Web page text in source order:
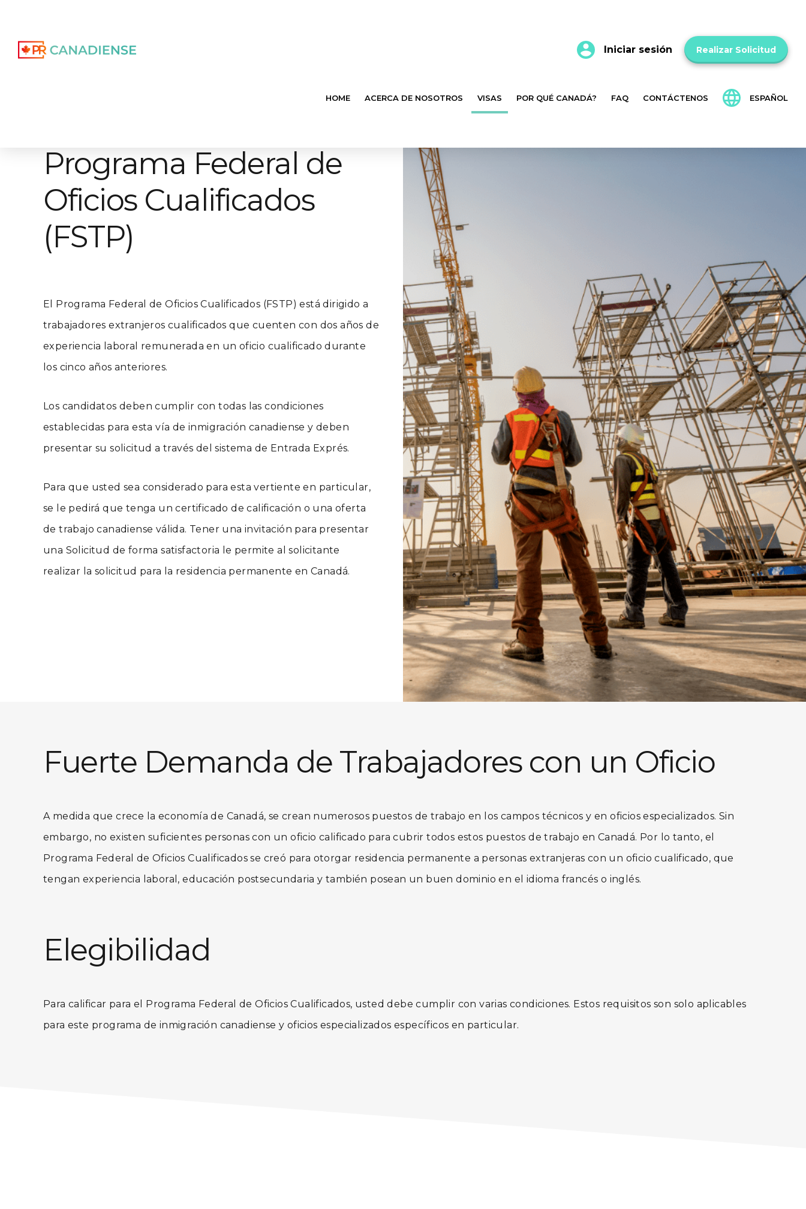
Iniciar sesión Realizar Solicitud
HOME ACERCA DE NOSOTROS VISAS POR QUÉ CANADÁ? FAQ CONTÁCTENOS ESPAÑOL
Programa Federal de
Oficios Cualificados
(FSTP)
El Programa Federal de Oficios Cualificados (FSTP) está dirigido a
trabajadores extranjeros cualificados que cuenten con dos años de
experiencia laboral remunerada en un oficio cualificado durante
los cinco años anteriores.
Los candidatos deben cumplir con todas las condiciones
establecidas para esta vía de inmigración canadiense y deben
presentar su solicitud a través del sistema de Entrada Exprés.
Para que usted sea considerado para esta vertiente en particular,
se le pedirá que tenga un certificado de calificación o una oferta
de trabajo canadiense válida. Tener una invitación para presentar
una Solicitud de forma satisfactoria le permite al solicitante
realizar la solicitud para la residencia permanente en Canadá.
Fuerte Demanda de Trabajadores con un Oficio
A medida que crece la economía de Canadá, se crean numerosos puestos de trabajo en los campos técnicos y en oficios especializados. Sin
embargo, no existen suficientes personas con un oficio calificado para cubrir todos estos puestos de trabajo en Canadá. Por lo tanto, el
Programa Federal de Oficios Cualificados se creó para otorgar residencia permanente a personas extranjeras con un oficio cualificado, que
tengan experiencia laboral, educación postsecundaria y también posean un buen dominio en el idioma francés o inglés.
Elegibilidad
Para calificar para el Programa Federal de Oficios Cualificados, usted debe cumplir con varias condiciones. Estos requisitos son solo aplicables
para este programa de inmigración canadiense y oficios especializados específicos en particular.